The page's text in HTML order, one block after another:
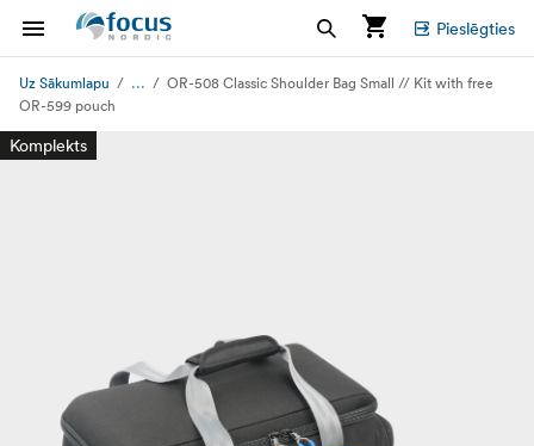
Pieslēgties
Uz Sākumlapu ...
OR-508 Classic Shoulder Bag Small // Kit with free
OR-599 pouch
Komplekts